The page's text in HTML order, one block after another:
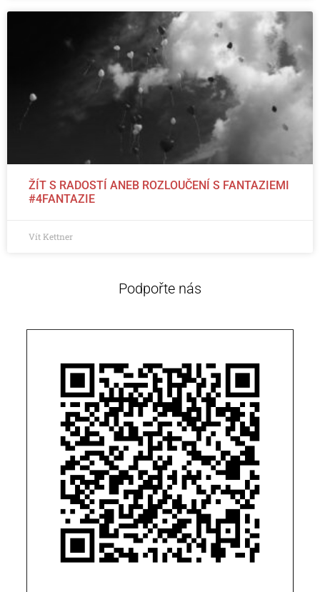
ŽÍT S RADOSTÍ ANEB ROZLOUČENÍ S FANTAZIEMI
#4FANTAZIE
Vít Kettner
Podpořte nás